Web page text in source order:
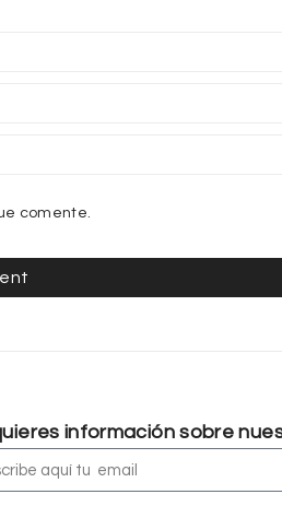
comente.
información sobre